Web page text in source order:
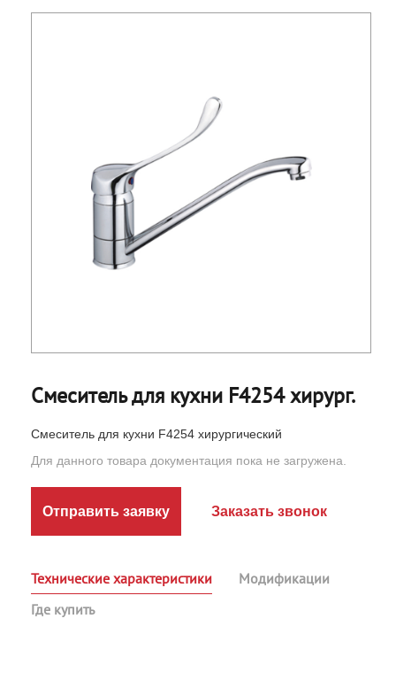
Смеситель для кухни F4254 хирург.
Смеситель для кухни F4254 хирургический
Для данного товара документация пока не загружена.
Отправить заявку Заказать звонок
Технические характеристики
Модификации
Где купить